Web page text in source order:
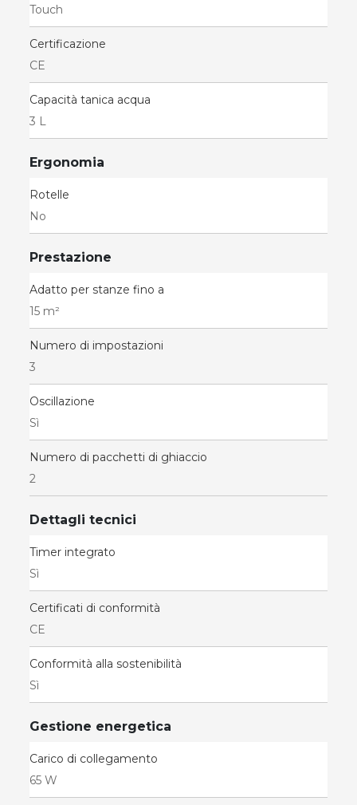
Touch
Certificazione
CE
Capacità tanica acqua
3 L
Ergonomia
Rotelle
No
Prestazione
Adatto per stanze fino a
15 m²
Numero di impostazioni
3
Oscillazione
Sì
Numero di pacchetti di ghiaccio
2
Dettagli tecnici
Timer integrato
Sì
Certificati di conformità
CE
Conformità alla sostenibilità
Sì
Gestione energetica
Carico di collegamento
65 W